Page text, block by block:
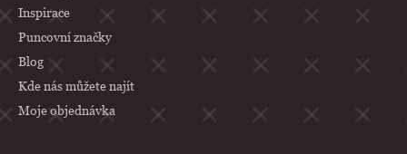
Inspirace
Puncovní značky
Blog
Kde nás můžete najít
Moje objednávka